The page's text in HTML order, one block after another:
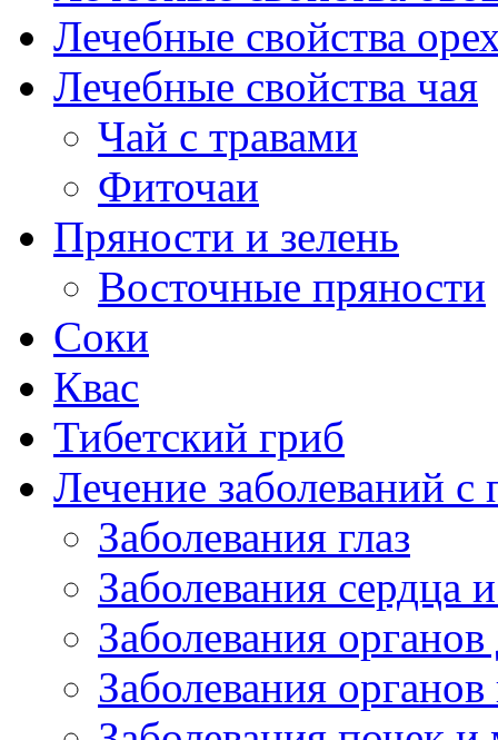
Лечебные свойства
Лечебные свойства чая
Чай с травами
Фиточаи
Пряности и зелень
Восточные пряности
Соки
Квас
Тибетский гриб
Лечение заболеваний
Заболевания глаз
Заболевания сердца
Заболевания
Заболевания